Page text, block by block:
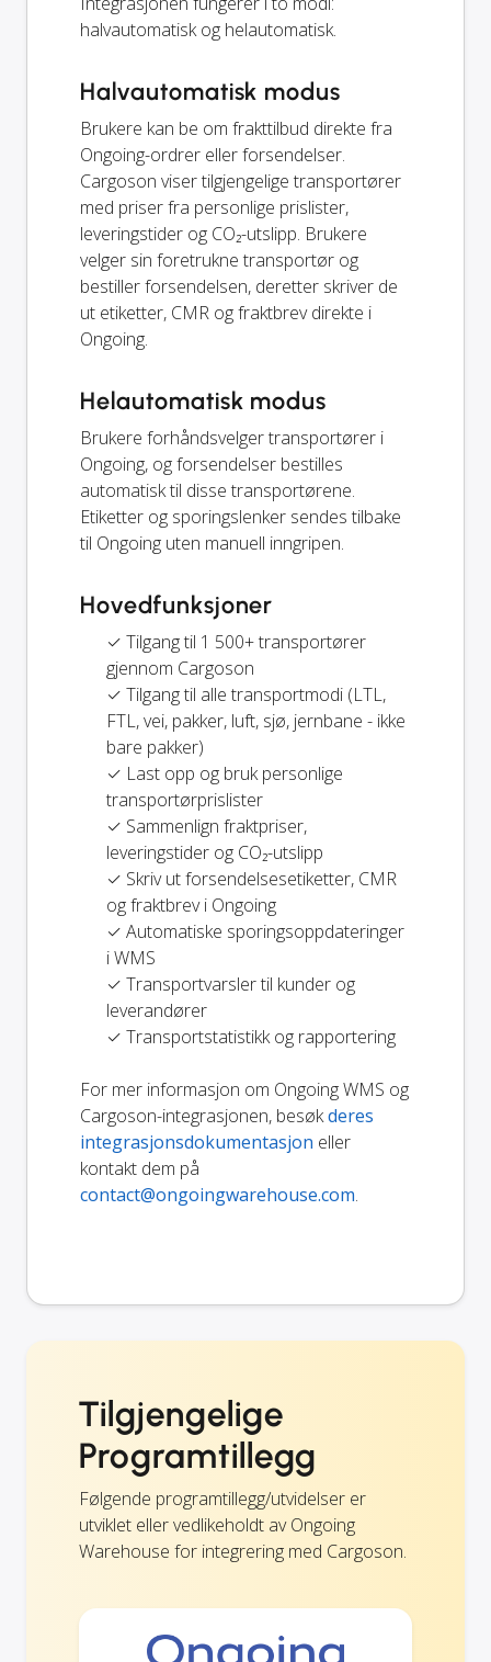
halvautomatisk og helautomatisk.
Halvautomatisk modus
Brukere kan be om frakttilbud direkte fra
Ongoing-ordrer eller forsendelser.
Cargoson viser tilgjengelige transportører
med priser fra personlige prislister,
leveringstider og CO₂-utslipp. Brukere
velger sin foretrukne transportør og
bestiller forsendelsen, deretter skriver de
ut etiketter, CMR og fraktbrev direkte i
Ongoing.
Helautomatisk modus
Brukere forhåndsvelger transportører i
Ongoing, og forsendelser bestilles
automatisk til disse transportørene.
Etiketter og sporingslenker sendes tilbake
til Ongoing uten manuell inngripen.
Hovedfunksjoner
✓ Tilgang til 1 500+ transportører
gjennom Cargoson
✓ Tilgang til alle transportmodi (LTL,
FTL, vei, pakker, luft, sjø, jernbane - ikke
bare pakker)
✓ Last opp og bruk personlige
transportørprislister
✓ Sammenlign fraktpriser,
leveringstider og CO₂-utslipp
✓ Skriv ut forsendelsesetiketter, CMR
og fraktbrev i Ongoing
✓ Automatiske sporingsoppdateringer
i WMS
✓ Transportvarsler til kunder og
leverandører
✓ Transportstatistikk og rapportering
For mer informasjon om Ongoing WMS og
Cargoson-integrasjonen, besøkderes
integrasjonsdokumentasjon eller
kontakt dem på
contact@ongoingwarehouse.com.
Tilgjengelige
Programtillegg
Følgende programtillegg/utvidelser er
utviklet eller vedlikeholdt av Ongoing
Warehouse for integrering med Cargoson.